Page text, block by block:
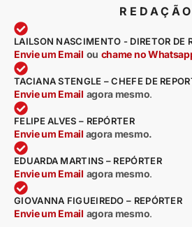
REDAÇÃO
LAILSON NASCIMENTO - DIRETOR DE
Envie um Email ou chame no
TACIANA STENGLE – CHEFE DE
Envie um Email agora mesmo.
FELIPE ALVES – REPÓRTER
Envie um Email agora mesmo.
EDUARDA MARTINS – REPÓRTER
Envie um Email agora mesmo.
GIOVANNA FIGUEIREDO – REPÓRTER
Envie um Email agora mesmo.